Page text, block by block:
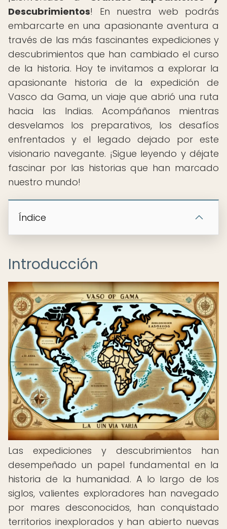
Descubrimientos! En nuestra web podrás
embarcarte en una apasionante aventura a
través de las más fascinantes expediciones y
descubrimientos que han cambiado el curso
de la historia. Hoy te invitamos a explorar la
apasionante historia de la expedición de
Vasco da Gama, un viaje que abrió una ruta
hacia las Indias. Acompáñanos mientras
desvelamos los preparativos, los desafíos
enfrentados y el legado dejado por este
visionario navegante. ¡Sigue leyendo y déjate
fascinar por las historias que han marcado
nuestro mundo!
Índice
Introducción
Las expediciones y descubrimientos han
desempeñado un papel fundamental en la
historia de la humanidad. A lo largo de los
siglos, valientes exploradores han navegado
por mares desconocidos, han conquistado
territorios inexplorados y han abierto nuevas